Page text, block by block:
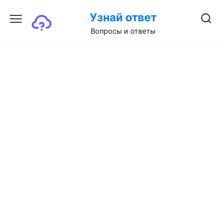
содержанию
Узнай ответ
Вопросы и ответы